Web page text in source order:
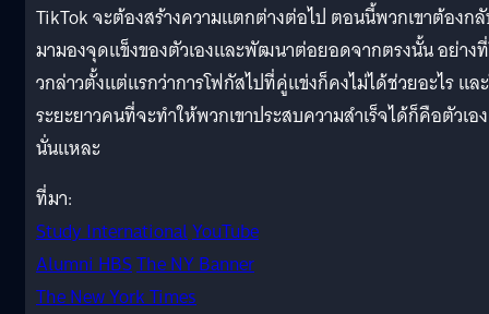
TikTok จะต้องสร้างความแตกต่างต่อไป ตอนนี้พวกเขาต้องก
มามองจุดแข็งของตัวเองและพัฒนาต่อยอดจากตรงนั้น อย่าง
วกล่าวตั้งแต่แรกว่าการโฟกัสไปที่คู่แข่งก็คงไม่ได้ช่วยอะไร แล
ระยะยาวคนที่จะทำให้พวกเขาประสบความสำเร็จได้ก็คือตัวเอง
นั่นแหละ
ที่มา:
Study InternationalYouTube
Alumni HBSThe NY Banner
The New York Times